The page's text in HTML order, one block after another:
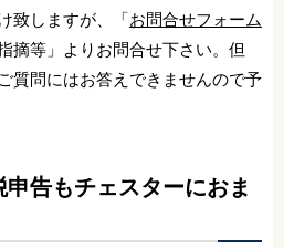
致しますが、「お問合せフォーム
摘等」よりお問合せ下さい。但
質問にはお答えできませんので予
告もチェスターにおま